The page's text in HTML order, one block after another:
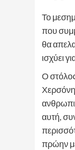
Το
που
θα
ισχύει
Ο
αυτή,
πρώην